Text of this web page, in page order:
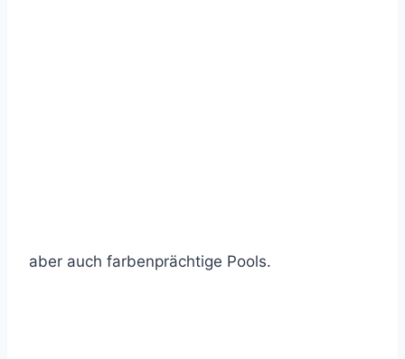
aber auch farbenprächtige Pools.